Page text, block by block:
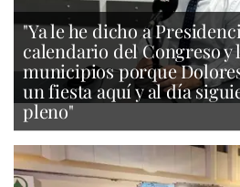
"Ya le he dicho a
calendario del Congreso y
municipios porque
un fiesta aquí y al día
pleno"